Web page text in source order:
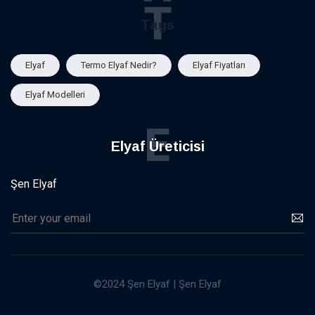
Tags
T
Elyaf Termo Elyaf Nedir? Elyaf Fiyatları
Elyaf Modelleri
Elyaf Üreticisi
E
Şen Elyaf
©2024 Şen Elyaf | Şen Elyaf